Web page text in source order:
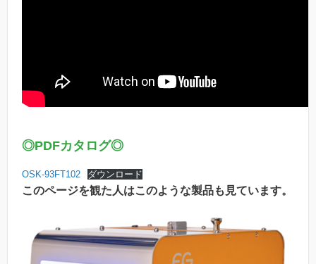
◎PDFカタログ◎
OSK-93FT102 ダウンロード
このページを観た人はこのような製品も見ています。